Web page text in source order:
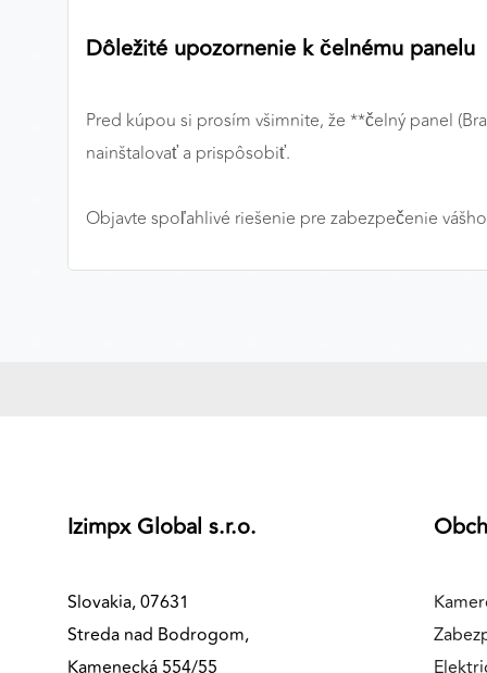
Dôležité upozornenie k čelnému panelu
Pred kúpou si prosím všimnite, že **čelný panel
nainštalovať a prispôsobiť.
Objavte spoľahlivé riešenie pre zabezpečenie
Izimpx Global s.r.o.
Slovakia, 07631
Streda nad Bodrogom,
Kamenecká 554/55
našich stránok.
Poskytovateľ: Google
MARKETINGOVÉ COOKIES